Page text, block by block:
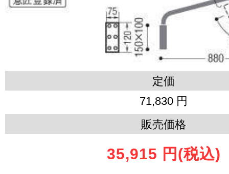
定価
71,830 円
販売価格
35,915 円 (税込)